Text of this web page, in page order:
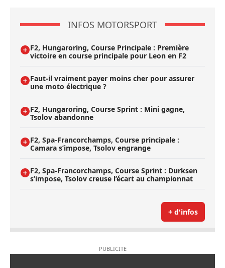
INFOS MOTORSPORT
F2, Hungaroring, Course Principale : Première
victoire en course principale pour Leon en F2
Faut-il vraiment payer moins cher pour assurer
une moto électrique ?
F2, Hungaroring, Course Sprint : Mini gagne,
Tsolov abandonne
F2, Spa-Francorchamps, Course principale :
Camara s’impose, Tsolov engrange
F2, Spa-Francorchamps, Course Sprint : Durksen
s’impose, Tsolov creuse l’écart au championnat
+ d'infos